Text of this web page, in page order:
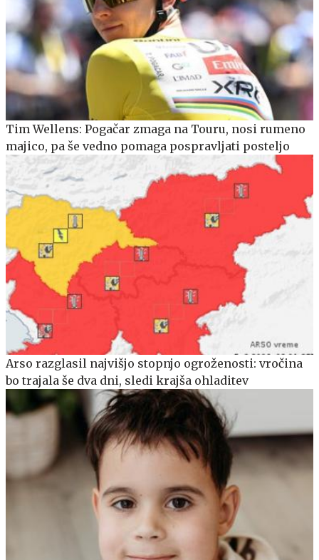
Tim Wellens: Pogačar zmaga na Touru, nosi rumeno
majico, pa še vedno pomaga pospravljati posteljo
Arso razglasil najvišjo stopnjo ogroženosti: vročina
bo trajala še dva dni, sledi krajša ohladitev